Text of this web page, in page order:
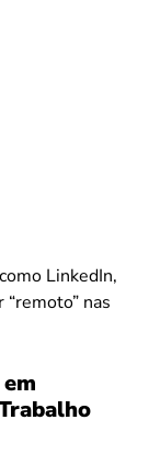
LinkedIn,
nas